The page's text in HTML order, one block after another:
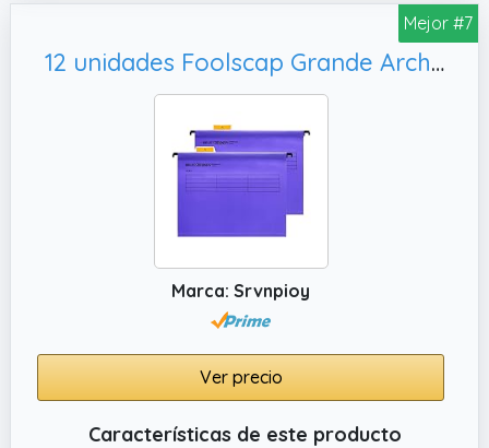
principio. Ofreceremos un reembolso
completo o un reemplazo gratuito dentro de
Mejor #7
12 unidades Foolscap Grande Archivadores de suspensión con pestañas e insertos para tarjetas, Medidas 41 x 25 x 37 cm
Marca: Srvnpioy
Ver precio
Características de este producto